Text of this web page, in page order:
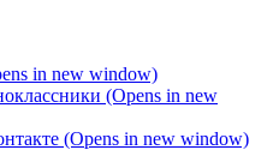
in new window)
(Opens in new
(Opens in new window)